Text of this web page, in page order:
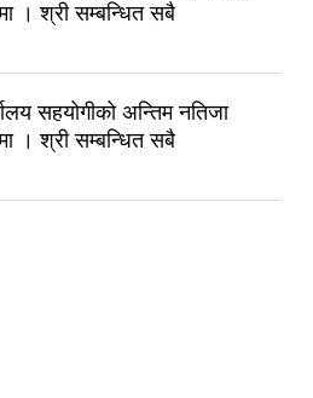
। श्री सम्बन्धित सबै
सहयोगीको अन्तिम नतिजा
। श्री सम्बन्धित सबै